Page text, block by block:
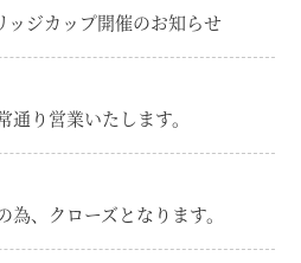
ジカップ開催のお知らせ
り営業いたします。
、クローズとなります。